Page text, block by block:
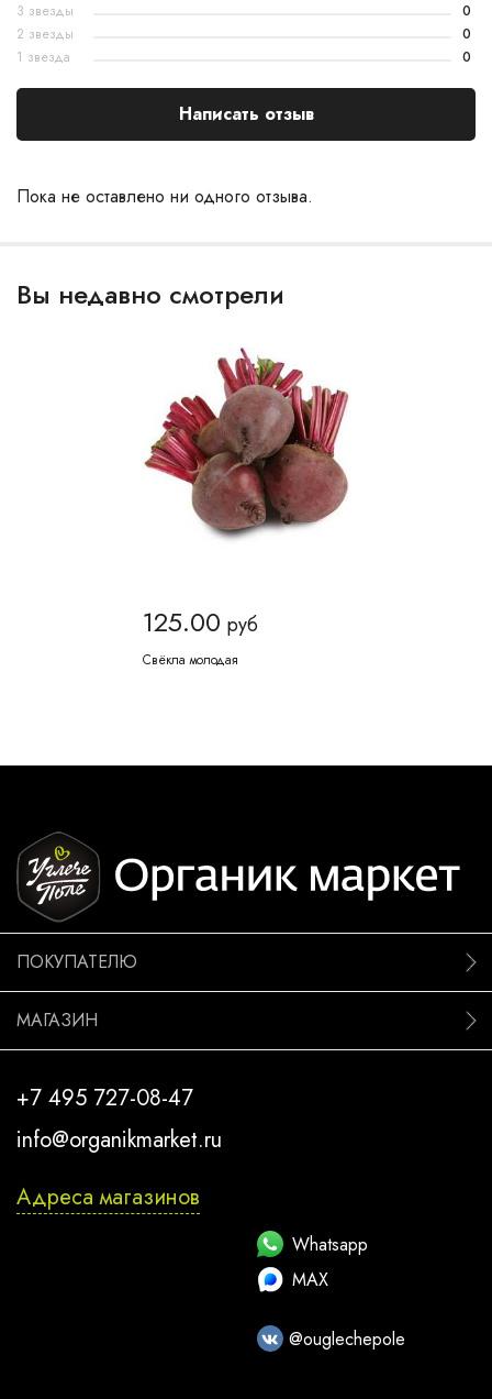
Пока не оставлено ни одного отзыва.
3 звезды
0
2 звезды
0
1 звезда
0
Написать отзыв
Вы недавно смотрели
125.00 руб
Свёкла молодая
ПОКУПАТЕЛЮ
МАГАЗИН
+7 495 727-08-47
info@organikmarket.ru
Адреса магазинов
Whatsapp
MAX
@ouglechepole